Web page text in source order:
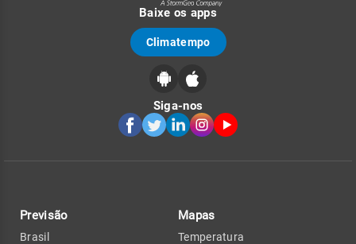
Baixe os apps
Climatempo
Siga-nos
Previsão
Brasil
Mapas
Temperatura